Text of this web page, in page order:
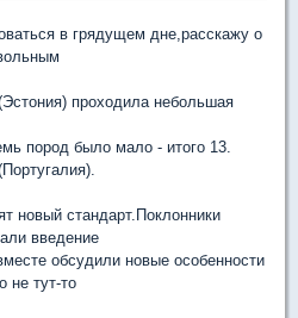
в грядущем дне,расскажу о
проходила небольшая
пород было мало - итого 13.
новый стандарт.Поклонники
введение
обсудили новые особенности
не тут-то